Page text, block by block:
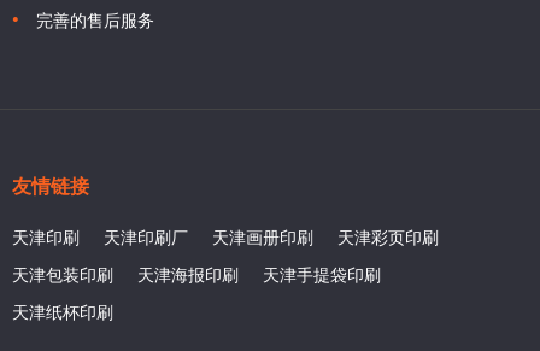
完善的售后服务
友情链接
天津印刷 天津印刷厂 天津画册印刷
天津彩页印刷
天津包装印刷
天津海报印刷
天津手提袋印刷
天津纸杯印刷